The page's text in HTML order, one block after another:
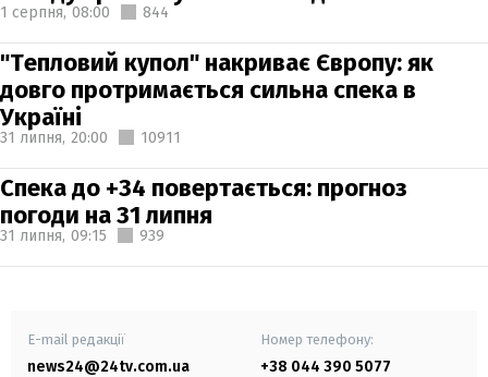
1 серпня, 08:00 844
"Тепловий купол" накриває Європу: як
довго протримається сильна спека в
Україні
31 липня, 20:00 10911
Спека до +34 повертається: прогноз
погоди на 31 липня
31 липня, 09:15 939
E-mail редакції
news24@24tv.com.ua
Номер телефону:
+38 044 390 5077